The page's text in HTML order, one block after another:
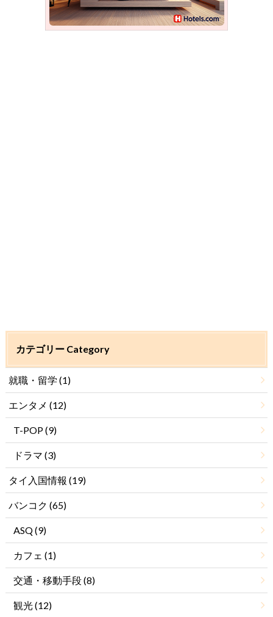
カテゴリー Category
就職・留学 (1)
エンタメ (12)
T-POP(9)
ドラマ (3)
タイ入国情報 (19)
バンコク (65)
ASQ(9)
カフェ (1)
交通・移動手段(8)
観光(12)